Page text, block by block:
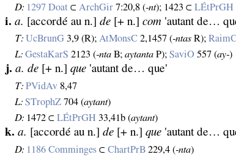
D: 1297 Doat ⊂ ArchGir 7:20,8 (‑nt); 1423 ⊂LÉtPrGH
i. a. [accordé au n.] de [+ n.] com 'autant de…
T: UcBrunG 3,9 (R);AtMonsC 2,1457 (‑ntas R);
L: GestaKarS 2123 (‑nta B;aytanta P);SaviO 557 (ay‑)
j. a. de [+ n.] que 'autant de… que'
T: PVidAv 8,47
L: STrophZ 704 (aytant)
D: 1472 ⊂LÉtPrGH 33,41b (aytant)
k. a. [accordé au n.] de [+ n.] que 'autant de…
D: 1186 Comminges ⊂ChartPrB 229,4 (‑nta)